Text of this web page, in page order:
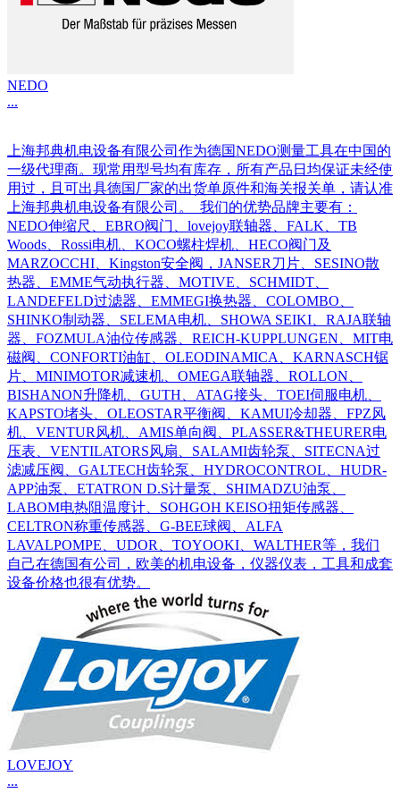
NEDO
...
上海邦典机电设备有限公司作为德国NEDO测量工具在中国的
一级代理商。现常用型号均有库存，所有产品日均保证未经使
用过，且可出具德国厂家的出货单原件和海关报关单，请认准
上海邦典机电设备有限公司。 我们的优势品牌主要有：
NEDO伸缩尺、EBRO阀门、lovejoy联轴器、FALK、TB
Woods、Rossi电机、KOCO螺柱焊机、HECO阀门及
MARZOCCHI、Kingston安全阀，JANSER刀片、SESINO散
热器、EMME气动执行器、MOTIVE、SCHMIDT、
LANDEFELD过滤器、EMMEGI换热器、COLOMBO、
SHINKO制动器、SELEMA电机、SHOWA SEIKI、RAJA联轴
器、FOZMULA油位传感器、REICH-KUPPLUNGEN、MIT电
磁阀、CONFORTI油缸、OLEODINAMICA、KARNASCH锯
片、MINIMOTOR减速机、OMEGA联轴器、ROLLON、
BISHANON升降机、GUTH、ATAG接头、TOEI伺服电机、
KAPSTO堵头、OLEOSTAR平衡阀、KAMUI冷却器、FPZ风
机、VENTUR风机、AMIS单向阀、PLASSER&THEURER电
压表、VENTILATORS风扇、SALAMI齿轮泵、SITECNA过
滤减压阀、GALTECH齿轮泵、HYDROCONTROL、HUDR-
APP油泵、ETATRON D.S计量泵、SHIMADZU油泵、
LABOM电热阻温度计、SOHGOH KEISO扭矩传感器、
CELTRON称重传感器、G-BEE球阀、ALFA
LAVALPOMPE、UDOR、TOYOOKI、WALTHER等，我们
自己在德国有公司，欧美的机电设备，仪器仪表，工具和成套
设备价格也很有优势。
LOVEJOY
...